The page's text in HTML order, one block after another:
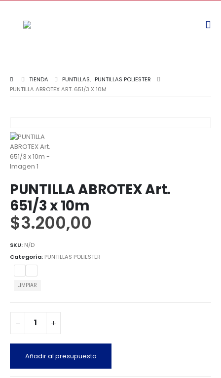
TIENDA PUNTILLAS, PUNTILLAS POLIESTER
PUNTILLA ABROTEX ART. 651/3 X 10M
PUNTILLA ABROTEX Art.
651/3 x 10m
$3.200,00
SKU: N/D
Categoría: PUNTILLAS POLIESTER
LIMPIAR
Añadir al presupuesto